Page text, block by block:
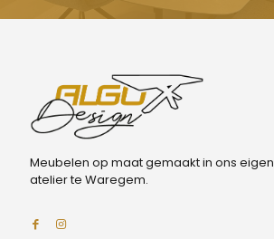
Meubelen op maat gemaakt in ons eigen
atelier te Waregem.